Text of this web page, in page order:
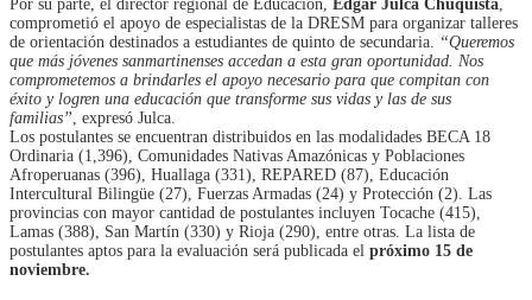
Por su parte, el director regional de Educación, Edgar Julca Chuquista
comprometió el apoyo de especialistas de la DRESM para organizar talleres
de orientación destinados a estudiantes de quinto de secundaria.
“Queremos
que más jóvenes sanmartinenses accedan a esta gran oportunidad. Nos
comprometemos a brindarles el apoyo necesario para que compitan con
éxito y logren una educación que transforme sus vidas y las de sus
familias” , expresó Julca.
Los postulantes se encuentran distribuidos en las modalidades BECA 18
Ordinaria (1,396), Comunidades Nativas Amazónicas y Poblaciones
Afroperuanas (396), Huallaga (331), REPARED (87), Educación
Intercultural Bilingüe (27), Fuerzas Armadas (24) y Protección (2). Las
provincias con mayor cantidad de postulantes incluyen Tocache (415),
Lamas (388), San Martín (330) y Rioja (290), entre otras. La lista de
postulantes aptos para la evaluación será publicada el próximo 15 de
noviembre.